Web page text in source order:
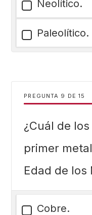
Neolítico.
Paleolítico.
PREGUNTA DE 15
¿Cuál de
primer
Edad de los
Cobre.